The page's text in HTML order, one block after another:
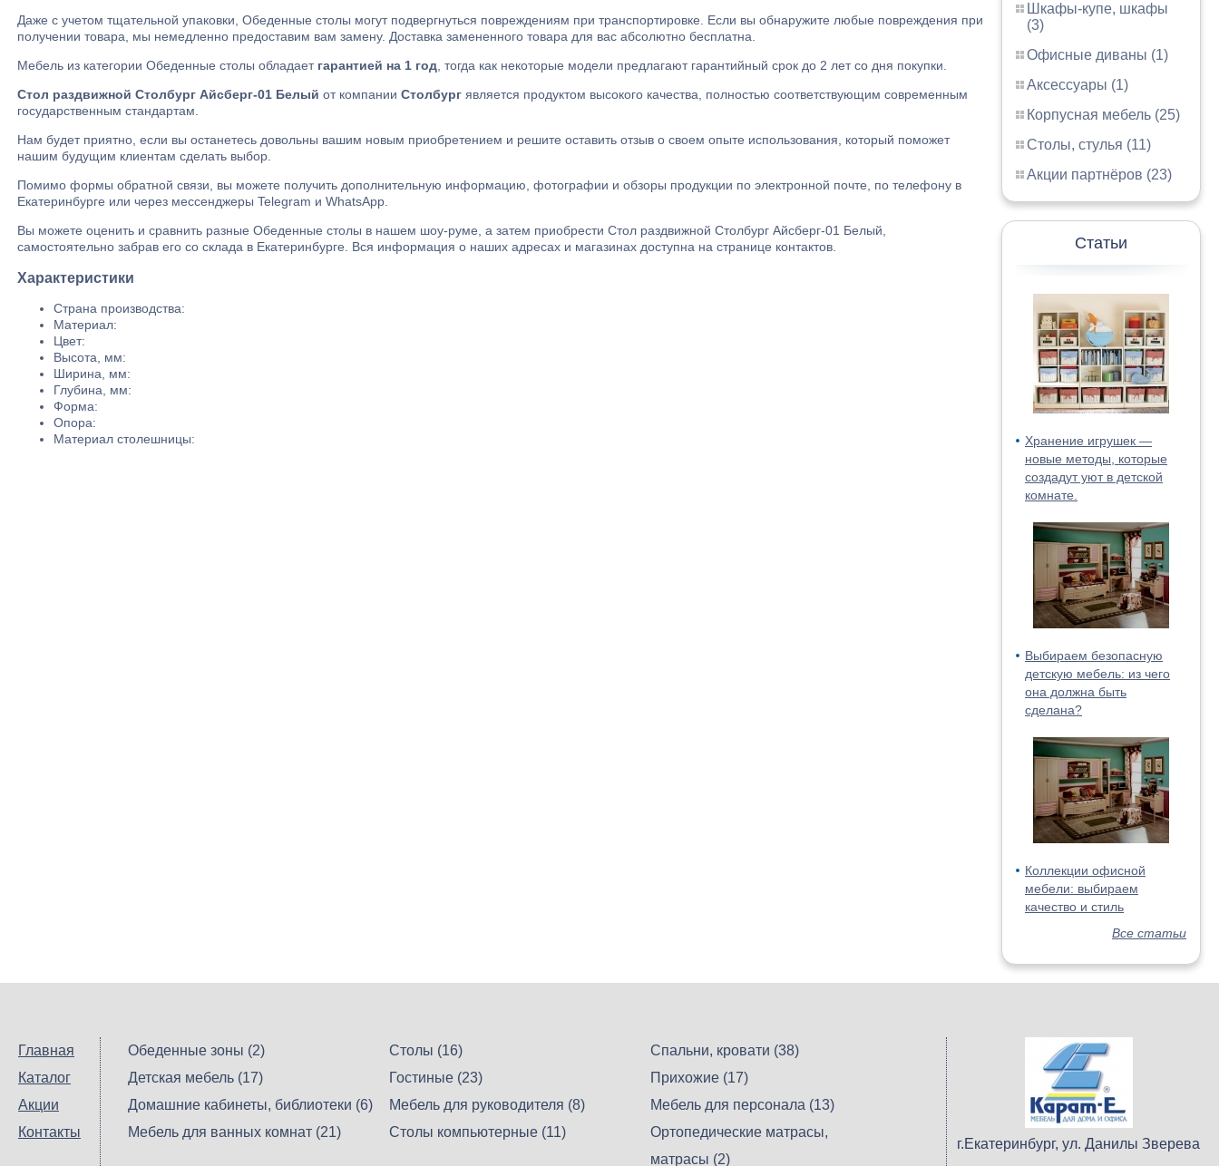
Шкафы-купе, шкафы
(3)
Офисные диваны (1)
Аксессуары (1)
Корпусная мебель (25)
Столы, стулья (11)
Акции партнёров (23)
Статьи
Хранение игрушек —
новые методы, которые
создадут уют в детской
комнате.
Выбираем безопасную
детскую мебель: из чего
она должна быть
сделана?
Коллекции офисной
мебели: выбираем
качество и стиль
Все статьи
Даже с учетом тщательной упаковки, Обеденные столы могут подвергнуться повреждениям при транспортировке. Если вы обнаружите любые повреждения при
получении товара, мы немедленно предоставим вам замену. Доставка замененного товара для вас абсолютно бесплатна.
Мебель из категории Обеденные столы обладает гарантией на 1 год , тогда как некоторые модели предлагают гарантийный срок до 2 лет со дня покупки.
Стол раздвижной Столбург Айсберг-01 Белый от компании Столбург является продуктом высокого качества, полностью соответствующим современным
государственным стандартам.
Нам будет приятно, если вы останетесь довольны вашим новым приобретением и решите оставить отзыв о своем опыте использования, который поможет
нашим будущим клиентам сделать выбор.
Помимо формы обратной связи, вы можете получить дополнительную информацию, фотографии и обзоры продукции по электронной почте, по телефону в
Екатеринбурге или через мессенджеры Telegram и WhatsApp.
Вы можете оценить и сравнить разные Обеденные столы в нашем шоу-руме, а затем приобрести Стол раздвижной Столбург Айсберг-01 Белый,
самостоятельно забрав его со склада в Екатеринбурге. Вся информация о наших адресах и магазинах доступна на странице контактов.
Характеристики
Страна производства:
Материал:
Цвет:
Высота, мм:
Ширина, мм:
Глубина, мм:
Форма:
Опора:
Материал столешницы:
Главная
Каталог
Акции
Контакты
г.Екатеринбург, ул. Данилы Зверева
Обеденные зоны (2) Столы (16)
Спальни, кровати (38)
Детская мебель (17)
Гостиные (23)
Прихожие (17)
Домашние кабинеты, библиотеки (6)
Мебель для руководителя (8)
Мебель для персонала (13)
Мебель для ванных комнат (21)
Столы компьютерные (11)
Ортопедические матрасы,
матрасы (2)